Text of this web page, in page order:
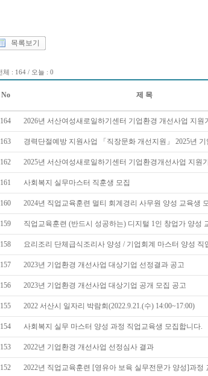
목록보기
체 : 164 / 오늘 : 0
No 제 목
164 2026년 서산여성새로일하기센터 기업환경 개선사업 지원
163 경력단절예방 지원사업 「직장문화 개선지원」 2025년 기
162 2025년 서산여성새로일하기센터 기업환경개선사업 지원
161 사회복지 실무마스터 직훈생 모집
160 2024년 직업교육훈련 멀티 회계경리 사무원 양성 교육생
159 직업교육훈련 (반드시 성공하는) 디지털 1인 창업가 양성
158 요리조리 단체급식조리사 양성 / 기업회계 마스터 양성 직
157 2023년 기업환경 개선사업 대상기업 선정결과 공고
156 2023년 기업환경 개선사업 대상기업 공개 모집 공고
155 2022 서산시 일자리 박람회(2022.9.21.(수) 14:00~17:00)
154 사회복지 실무 마스터 양성 과정 직업교육생 모집합니다.
153 2022년 기업환경 개선사업 선정심사 결과
152 2022년 직업교육훈련 [영유아 보육 실무전문가 양성]과정